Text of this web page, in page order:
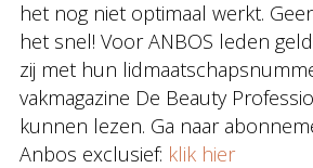
het nog niet optimaal werkt.
het snel! Voor ANBOS leden
zij met hun
vakmagazine De Beauty
kunnen lezen. Ga naar
Anbos exclusief: klik hier